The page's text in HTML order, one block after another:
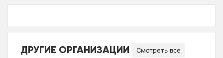
ДРУГИЕ ОРГАНИЗАЦИИ Смотреть все